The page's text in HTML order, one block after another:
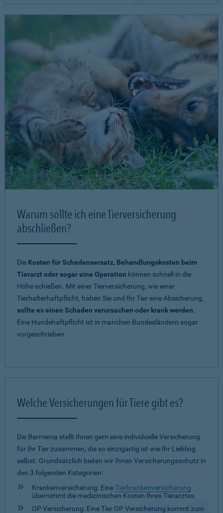
Warum sollte ich eine Tierversicherung
abschließen?
Die Kosten für Schadensersatz, Behandlungskosten beim
Tierarzt oder sogar eine Operation können schnell in die
Höhe schießen. Mit einer Tierversicherung, wie einer
Tierhalterhaftpflicht, haben Sie und Ihr Tier eine Absicherung,
sollte es einen Schaden verursachen oder krank werden.
Eine Hundehaftpflicht ist in manchen Bundesländern sogar
vorgeschrieben.
Welche Versicherungen für Tiere gibt es?
Die Barmenia stellt Ihnen gern eine individuelle Versicherung
für Ihr Tier zusammen, die so einzigartig ist wie Ihr Liebling
selbst. Grundsätzlich bieten wir Ihnen Versicherungsschutz in
den 3 folgenden Kategorien:
Krankenversicherung: EineTierkrankenversicherung
übernimmt die medizinischen Kosten Ihres Tierarztes.
OP Versicherung: Eine Tier OP Versicherung kommt zum